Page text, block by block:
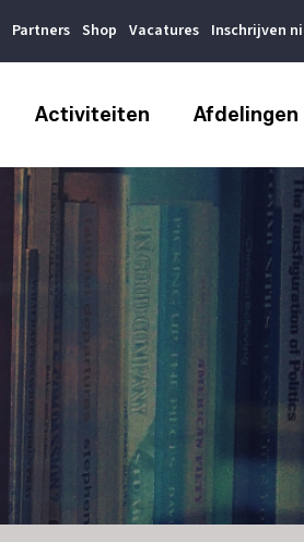
Partners Shop Vacatures Inschrijven
Activiteiten Afdelingen